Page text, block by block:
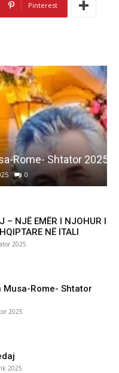
Pinterest
2025
– NJË EMËR I NJOHUR I
NË ITALI
2025
Musa-Rome- Shtator
2025
2025